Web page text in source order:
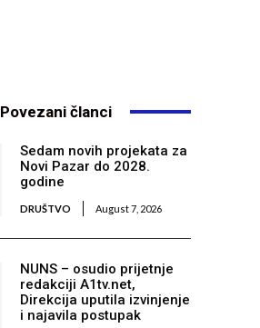
Povezani članci
Sedam novih projekata za
Novi Pazar do 2028.
godine
DRUŠTVO August 7, 2026
NUNS – osudio prijetnje
redakciji A1tv.net,
Direkcija uputila izvinjenje
i najavila postupak